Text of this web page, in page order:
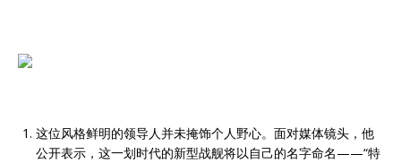
这位风格鲜明的领导人并未掩饰个人野心。面对媒体镜头，他
公开表示，这一划时代的新型战舰将以自己的名字命名——“特